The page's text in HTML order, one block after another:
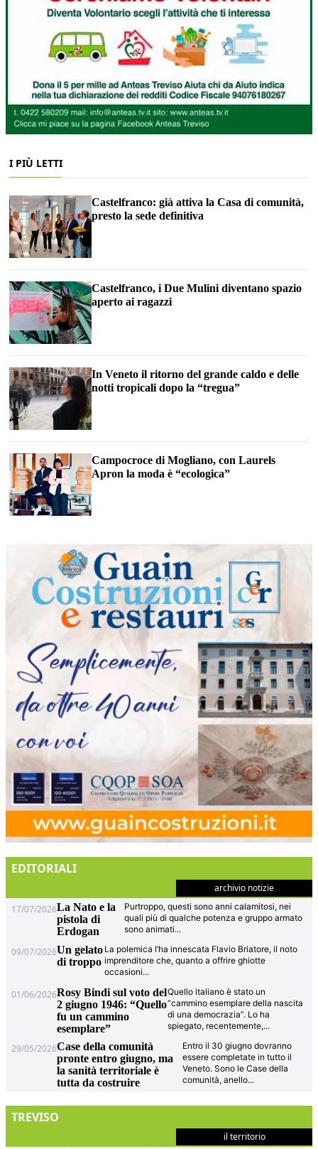
I PIÙ LETTI
Castelfranco: già attiva la Casa di comunità,
presto la sede definitiva
Castelfranco, i Due Mulini diventano spazio
aperto ai ragazzi
In Veneto il ritorno del grande caldo e delle
notti tropicali dopo la “tregua”
Campocroce di Mogliano, con Laurels
Apron la moda è “ecologica”
EDITORIALI
archivio notizie
17/07/2026La Nato e la
pistola di
Erdogan
Purtroppo, questi sono anni calamitosi, nei
quali più di qualche potenza e gruppo armato
sono animati...
09/07/2026Un gelato
di troppo
La polemica l’ha innescata Flavio Briatore, il noto
imprenditore che, quanto a offrire ghiotte
occasioni...
01/06/2026Rosy Bindi sul voto del
2 giugno 1946: “Quello
fu un cammino
esemplare”
Quello italiano è stato un
“cammino esemplare della nascita
di una democrazia”. Lo ha
spiegato, recentemente,...
29/05/2026Case della comunità
pronte entro giugno, ma
la sanità territoriale è
tutta da costruire
Entro il 30 giugno dovranno
essere completate in tutto il
Veneto. Sono le Case della
comunità, anello...
TREVISO
il territorio